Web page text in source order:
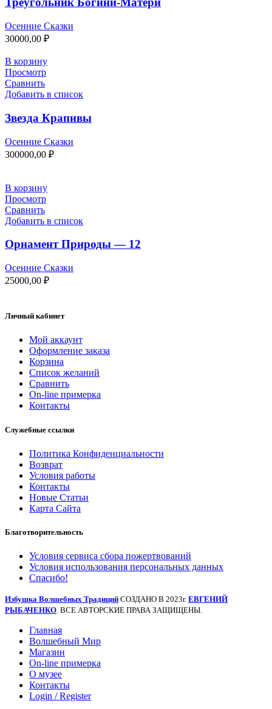
Осенние Сказки
30000,00 ₽
В корзину
Просмотр
Сравнить
Добавить в список
Звезда Крапивы
Осенние Сказки
300000,00 ₽
В корзину
Просмотр
Сравнить
Добавить в список
Орнамент Природы — 12
Осенние Сказки
25000,00 ₽
Личный кабинет
Мой аккаунт
Оформление заказа
Корзина
Список желаний
Сравнить
On-line примерка
Контакты
Служебные ссылки
Политика Конфиденциальности
Возврат
Условия работы
Контакты
Новые Статьи
Карта Сайта
Благотворительность
Условия сервиса сбора пожертвований
Условия использования персональных данных
Спасибо!
Избушка Волшебных Традиций СОЗДАНО В 2023г. ЕВГЕНИЙ
РЫБАЧЕНКО. ВСЕ АВТОРСКИЕ ПРАВА ЗАЩИЩЕНЫ.
Главная
Волшебный Мир
Магазин
On-line примерка
О музее
Контакты
Login / Register